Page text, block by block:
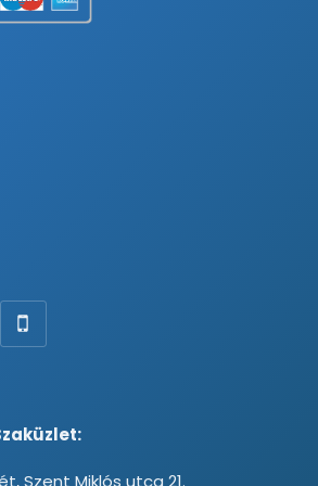
Szent Miklós utca 21.